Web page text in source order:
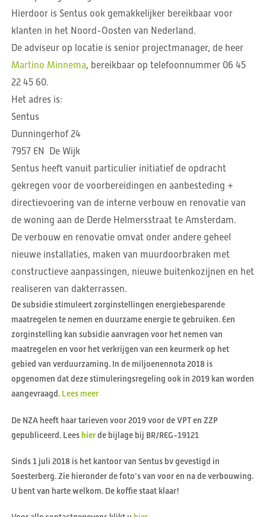
Hierdoor is Sentus ook gemakkelijker bereikbaar voor
klanten in het Noord-Oosten van Nederland.
De adviseur op locatie is senior projectmanager, de heer
Martino Minnema, bereikbaar op telefoonnummer 06 45
22 45 60.
Het adres is:
Sentus
Dunningerhof 24
7957 EN De Wijk
Sentus heeft vanuit particulier initiatief de opdracht
gekregen voor de voorbereidingen en aanbesteding +
directievoering van de interne verbouw en renovatie van
de woning aan de Derde Helmersstraat te Amsterdam.
De verbouw en renovatie omvat onder andere geheel
nieuwe installaties, maken van muurdoorbraken met
constructieve aanpassingen, nieuwe buitenkozijnen en het
realiseren van dakterrassen.
De subsidie stimuleert zorginstellingen energiebesparende
maatregelen te nemen en duurzame energie te gebruiken. Een
zorginstelling kan subsidie aanvragen voor het nemen van
maatregelen en voor het verkrijgen van een keurmerk op het
gebied van verduurzaming. In de miljoenennota 2018 is
opgenomen dat deze stimuleringsregeling ook in 2019 kan worden
aangevraagd. Lees meer
De NZA heeft haar tarieven voor 2019 voor de VPT en ZZP
gepubliceerd. Leeshierde bijlage bij BR/REG-19121
Sinds 1 juli 2018 is het kantoor van Sentus bv gevestigd in
Soesterberg. Zie hieronder de foto’s van voor en na de verbouwing.
U bent van harte welkom. De koffie staat klaar!